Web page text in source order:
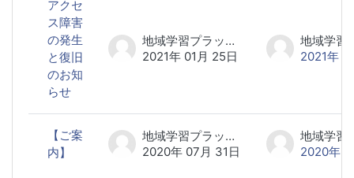
アクセ
ス障害
の発生
と復旧
のお知
らせ
地域学習プラットフォーム研究会 事務局
2021年 01月 25日
2021年
【ご案
内】
地域学習プラットフォーム研究会 事務局
2020年 07月 31日
2020年